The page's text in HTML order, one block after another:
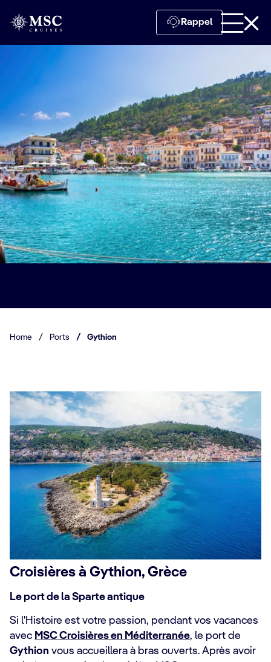
Rappel
Home / Ports / Gythion
Croisières à Gythion, Grèce
Le port de la Sparte antique
Si l'Histoire est votre passion, pendant vos vacances
avec MSC Croisières en Méditerranée, le port de
Gythion vous accueillera à bras ouverts. Après avoir